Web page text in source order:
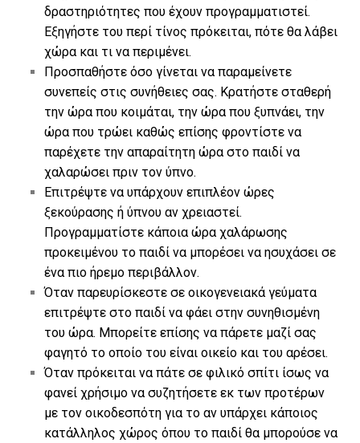
δραστηριότητες που έχουν προγραμματιστεί.
Εξηγήστε του περί τίνος πρόκειται, πότε θα λάβει
χώρα και τι να περιμένει.
Προσπαθήστε όσο γίνεται να παραμείνετε
συνεπείς στις συνήθειες σας. Κρατήστε σταθερή
την ώρα που κοιμάται, την ώρα που ξυπνάει, την
ώρα που τρώει καθώς επίσης φροντίστε να
παρέχετε την απαραίτητη ώρα στο παιδί να
χαλαρώσει πριν τον ύπνο.
Επιτρέψτε να υπάρχουν επιπλέον ώρες
ξεκούρασης ή ύπνου αν χρειαστεί.
Προγραμματίστε κάποια ώρα χαλάρωσης
προκειμένου το παιδί να μπορέσει να ησυχάσει σε
ένα πιο ήρεμο περιβάλλον.
Όταν παρευρίσκεστε σε οικογενειακά γεύματα
επιτρέψτε στο παιδί να φάει στην συνηθισμένη
του ώρα. Μπορείτε επίσης να πάρετε μαζί σας
φαγητό το οποίο του είναι οικείο και του αρέσει.
Όταν πρόκειται να πάτε σε φιλικό σπίτι ίσως να
φανεί χρήσιμο να συζητήσετε εκ των προτέρων
με τον οικοδεσπότη για το αν υπάρχει κάποιος
κατάλληλος χώρος όπου το παιδί θα μπορούσε να